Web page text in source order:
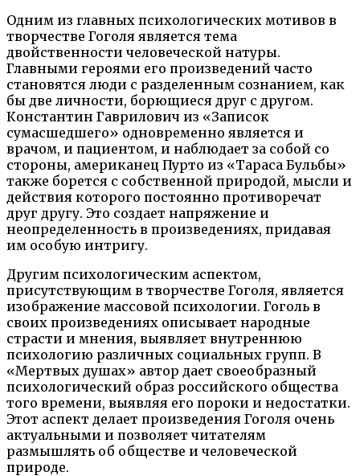
Одним из главных психологических мотивов в
творчестве Гоголя является тема
двойственности человеческой натуры.
Главными героями его произведений часто
становятся люди с разделенным сознанием, как
бы две личности, борющиеся друг с другом.
Константин Гаврилович из «Записок
сумасшедшего» одновременно является и
врачом, и пациентом, и наблюдает за собой со
стороны, американец Пурто из «Тараса Бульбы»
также борется с собственной природой, мысли и
действия которого постоянно противоречат
друг другу. Это создает напряжение и
неопределенность в произведениях, придавая
им особую интригу.
Другим психологическим аспектом,
присутствующим в творчестве Гоголя, является
изображение массовой психологии. Гоголь в
своих произведениях описывает народные
страсти и мнения, выявляет внутреннюю
психологию различных социальных групп. В
«Мертвых душах» автор дает своеобразный
психологический образ российского общества
того времени, выявляя его пороки и недостатки.
Этот аспект делает произведения Гоголя очень
актуальными и позволяет читателям
размышлять об обществе и человеческой
природе.